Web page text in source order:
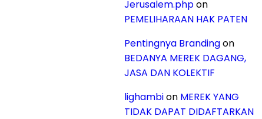
Jerusalem.phpon
PEMELIHARAAN HAK PATEN
Pentingnya Brandingon
BEDANYA MEREK DAGANG,
JASA DAN KOLEKTIF
lighambion MEREK YANG
TIDAK DAPAT DIDAFTARKAN